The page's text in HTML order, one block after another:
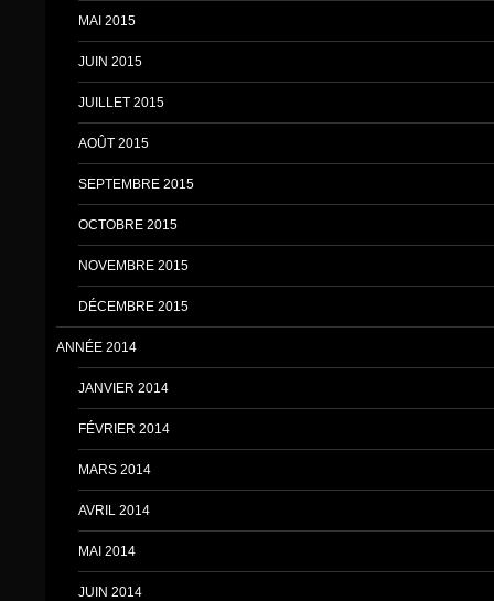
MAI 2015
JUIN 2015
JUILLET 2015
AOÛT 2015
SEPTEMBRE 2015
OCTOBRE 2015
NOVEMBRE 2015
DÉCEMBRE 2015
ANNÉE 2014
JANVIER 2014
FÉVRIER 2014
MARS 2014
AVRIL 2014
MAI 2014
JUIN 2014